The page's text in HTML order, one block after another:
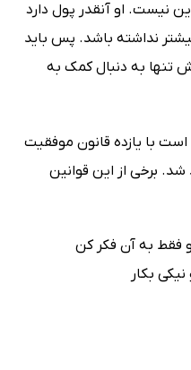
نیست. او آنقدر پول دارد
نداشته باشد. پس باید
تنها به دنبال کمک به
با یازده قانون موفقیت
شد. برخی از این قوانین
فقط به آن فکر کن
بکار